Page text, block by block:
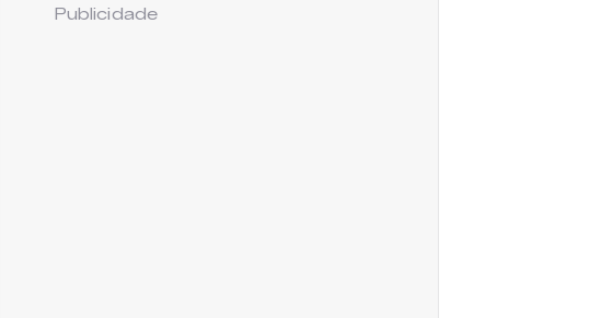
Publicidade